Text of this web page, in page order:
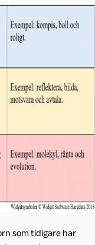
som tidigare har